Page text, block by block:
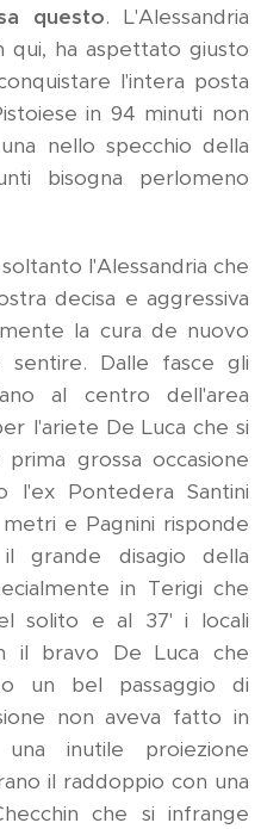
questo. L'Alessandria
qui, ha aspettato giusto
l'intera posta
in 94 minuti non
nello specchio della
bisogna perlomeno
l'Alessandria che
decisa e aggressiva
la cura de nuovo
Dalle fasce gli
al centro dell'area
l'ariete De Luca che si
grossa occasione
l'ex Pontedera Santini
e Pagnini risponde
grande disagio della
in Terigi che
solito e al 37' i locali
il bravo De Luca che
un bel passaggio di
non aveva fatto in
inutile proiezione
il raddoppio con una
che si infrange